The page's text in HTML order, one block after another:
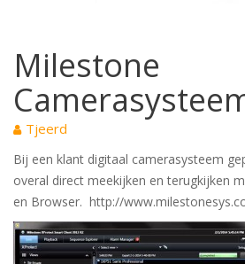
Milestone
Tjeerd
Bij een klant digitaal camerasysteem
overal direct meekijken en terugkijken
en Browser. http://